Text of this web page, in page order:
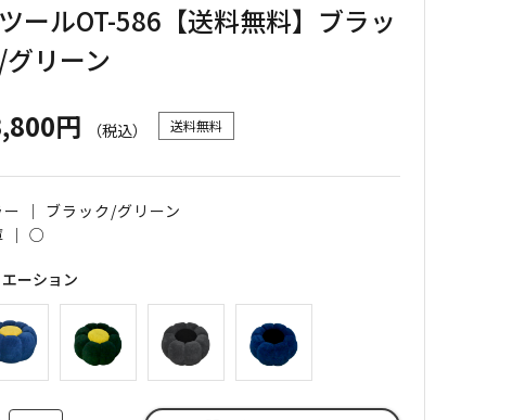
ールOT-586【送料無料】ブラッ
リーン
円
（税込） 送料無料
ー ｜ ブラック/グリーン
｜○
ーション